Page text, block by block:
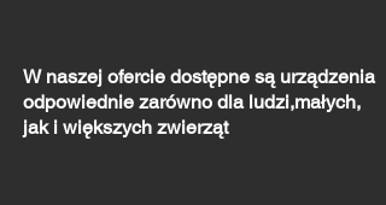
W naszej ofercie dostępne są urządzenia
odpowiednie zarówno dla ludzi,małych,
jak i większych zwierząt